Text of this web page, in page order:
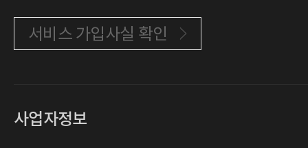
서비스 가입사실 확인
사업자정보